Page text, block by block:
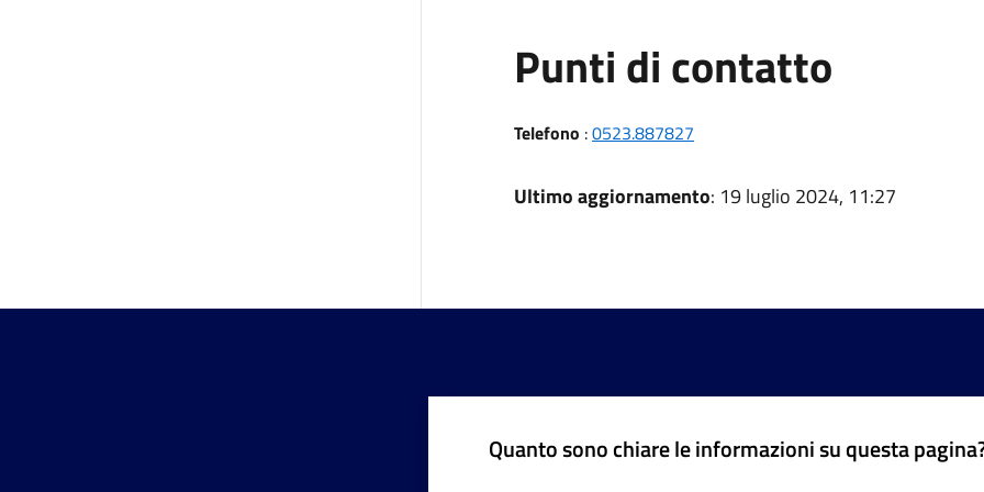
Punti di contatto
Telefono :0523.887827
Ultimo aggiornamento: 19 luglio 2024, 11:27
Quanto sono chiare le informazioni su questa